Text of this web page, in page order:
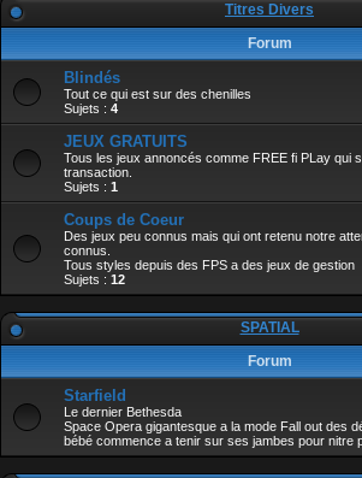
Titres Divers
Forum
Blindés
Tout ce qui est sur des chenilles
Sujets : 4
JEUX GRATUITS
Tous les jeux annoncés comme FREE fi PLay qui
transaction.
Sujets : 1
Coups de Coeur
Des jeux peu connus mais qui ont retenu notre
connus.
Tous styles depuis des FPS a des jeux de gestion
Sujets : 12
SPATIAL
Forum
Starfield
Le dernier Bethesda
Space Opera gigantesque a la mode Fall out des
bébé commence a tenir sur ses jambes pour nitre